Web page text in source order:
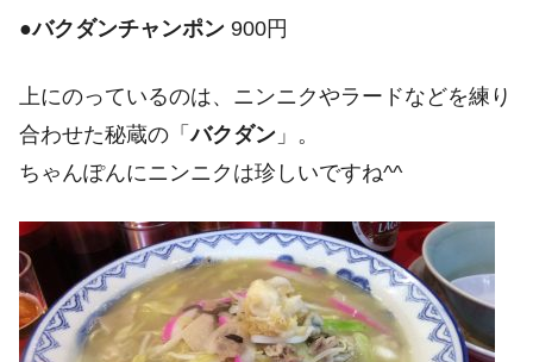
●バクダンチャンポン 900円
上にのっているのは、ニンニクやラードなどを練り
合わせた秘蔵の「バクダン 」。
ちゃんぽんにニンニクは珍しいですね^^